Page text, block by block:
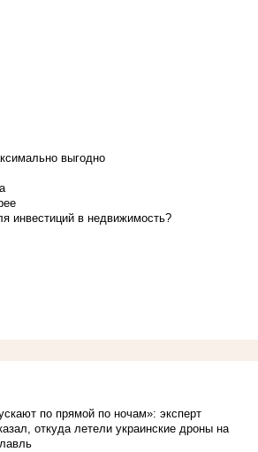
выгодно
инвестиций в недвижимость?
по прямой по ночам»: эксперт
откуда летели украинские дроны на